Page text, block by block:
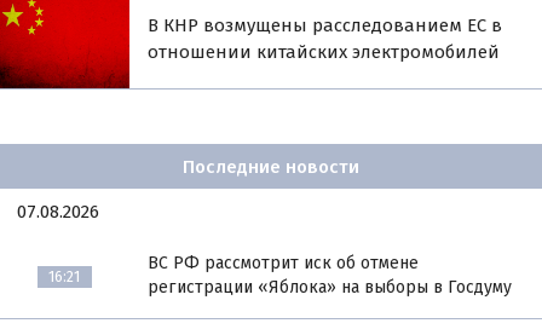
В КНР возмущены расследованием ЕС в
отношении китайских электромобилей
Последние новости
07.08.2026
16:21
ВС РФ рассмотрит иск об отмене
регистрации «Яблока» на выборы в Госдуму